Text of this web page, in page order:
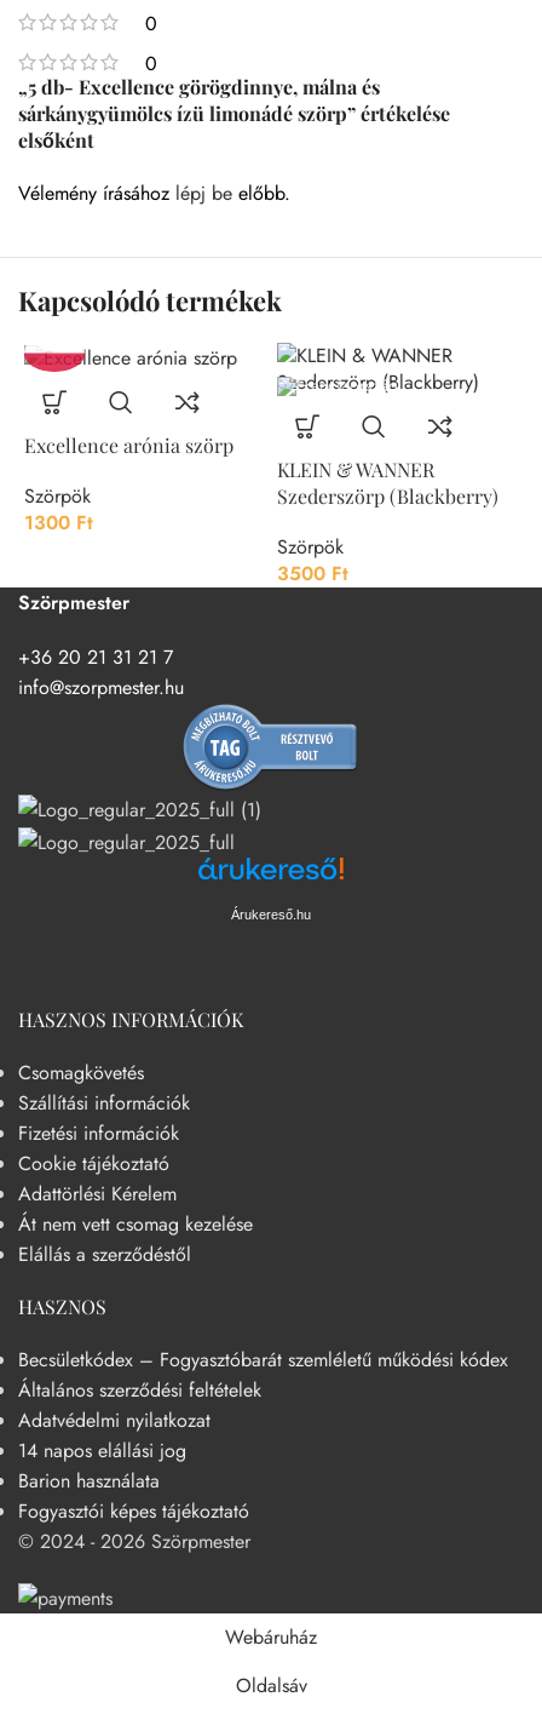
0
0
„5 db- Excellence görögdinnye, málna és
sárkánygyümölcs ízü limonádé szörp” értékelése
elsőként
Vélemény írásához lépj be előbb.
Kapcsolódó termékek
Excellence arónia szörp
Szörpök
1300 Ft
KLEIN & WANNER
Szederszörp (Blackberry)
Szörpök
3500 Ft
Szörpmester
+36 20 21 31 21 7
info@szorpmester.hu
Árukereső.hu
HASZNOS INFORMÁCIÓK
Csomagkövetés
Szállítási információk
Fizetési információk
Cookie tájékoztató
Adattörlési Kérelem
Át nem vett csomag kezelése
Elállás a szerződéstől
HASZNOS
Becsületkódex – Fogyasztóbarát szemléletű működési kódex
Általános szerződési feltételek
Adatvédelmi nyilatkozat
14 napos elállási jog
Barion használata
Fogyasztói képes tájékoztató
© 2024 - 2026 Szörpmester
Webáruház
Oldalsáv